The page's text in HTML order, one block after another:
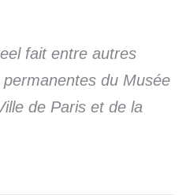
fait entre autres
du Musée
de Paris et de la